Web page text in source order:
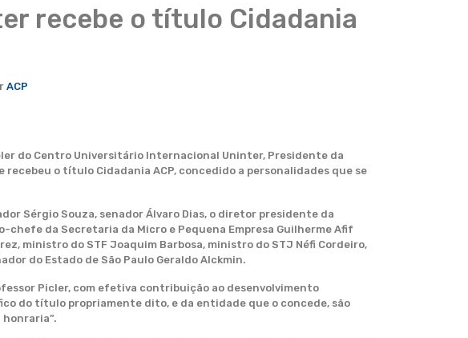
recebe o título Cidadania
ACP
do Centro Universitário Internacional Uninter, Presidente da
o título Cidadania ACP, concedido a personalidades que se
Sérgio Souza, senador Álvaro Dias, o diretor presidente da
da Secretaria da Micro e Pequena Empresa Guilherme Afif
ministro do STF Joaquim Barbosa, ministro do STJ Néfi Cordeiro,
do Estado de São Paulo Geraldo Alckmin.
Picler, com efetiva contribuição ao desenvolvimento
do título propriamente dito, e da entidade que o concede, são